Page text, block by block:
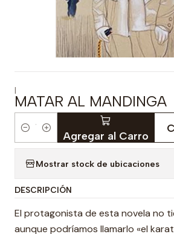
|
MATAR AL MANDINGA
Cantidad Agregar al Carro
Mostrar stock de ubicaciones
DESCRIPCIÓN
El protagonista de esta novela no
aunque podríamos llamarlo «el